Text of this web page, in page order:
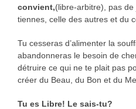
convient,(libre-arbitre), pas
tiennes, celle des autres et du
Tu cesseras d’alimenter la
abandonneras le besoin de
détruire ce qui ne te plait pas
créer du Beau, du Bon et du
Tu es Libre! Le sais-tu?